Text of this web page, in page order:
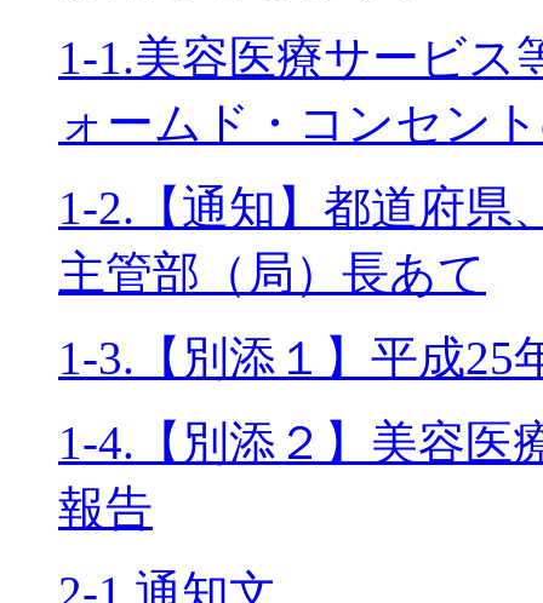
1-1.美容医療サービ
ォームド・コンセン
1-2.【通知】都道府県
主管部（局）長あて
1-3.【別添１】平成25
1-4.【別添２】美容医
報告
2-1.通知文